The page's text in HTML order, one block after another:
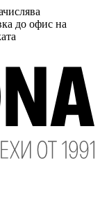
до офис на